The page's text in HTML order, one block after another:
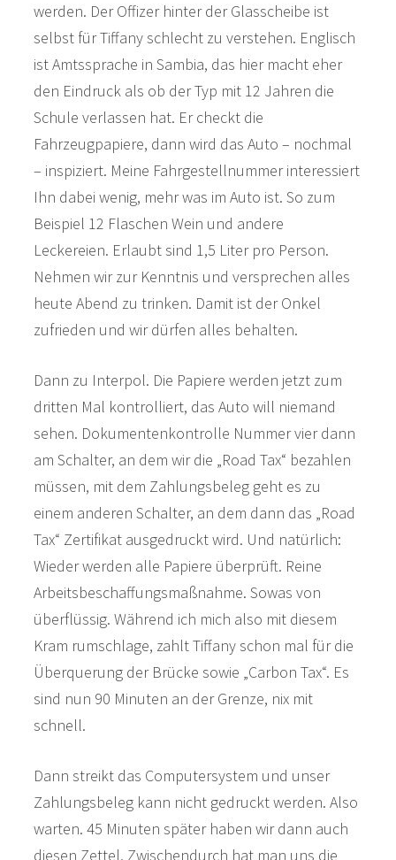
werden. Der Offizer hinter der Glasscheibe ist
selbst für Tiffany schlecht zu verstehen. Englisch
ist Amtssprache in Sambia, das hier macht eher
den Eindruck als ob der Typ mit 12 Jahren die
Schule verlassen hat. Er checkt die
Fahrzeugpapiere, dann wird das Auto – nochmal
– inspiziert. Meine Fahrgestellnummer interessiert
Ihn dabei wenig, mehr was im Auto ist. So zum
Beispiel 12 Flaschen Wein und andere
Leckereien. Erlaubt sind 1,5 Liter pro Person.
Nehmen wir zur Kenntnis und versprechen alles
heute Abend zu trinken. Damit ist der Onkel
zufrieden und wir dürfen alles behalten.
Dann zu Interpol. Die Papiere werden jetzt zum
dritten Mal kontrolliert, das Auto will niemand
sehen. Dokumentenkontrolle Nummer vier dann
am Schalter, an dem wir die „Road Tax“ bezahlen
müssen, mit dem Zahlungsbeleg geht es zu
einem anderen Schalter, an dem dann das „Road
Tax“ Zertifikat ausgedruckt wird. Und natürlich:
Wieder werden alle Papiere überprüft. Reine
Arbeitsbeschaffungsmaßnahme. Sowas von
überflüssig. Während ich mich also mit diesem
Kram rumschlage, zahlt Tiffany schon mal für die
Überquerung der Brücke sowie „Carbon Tax“. Es
sind nun 90 Minuten an der Grenze, nix mit
schnell.
Dann streikt das Computersystem und unser
Zahlungsbeleg kann nicht gedruckt werden. Also
warten. 45 Minuten später haben wir dann auch
diesen Zettel. Zwischendurch hat man uns die